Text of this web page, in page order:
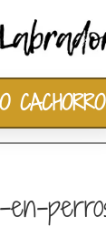
CACHORRO
en-